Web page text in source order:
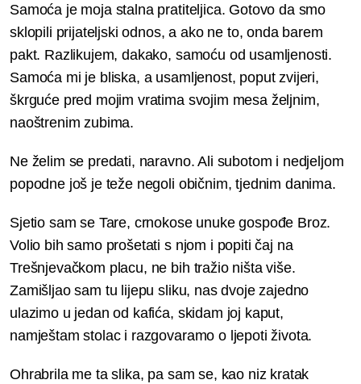
Samoća je moja stalna pratiteljica. Gotovo da smo
sklopili prijateljski odnos, a ako ne to, onda barem
pakt. Razlikujem, dakako, samoću od usamljenosti.
Samoća mi je bliska, a usamljenost, poput zvijeri,
škrguće pred mojim vratima svojim mesa željnim,
naoštrenim zubima.
Ne želim se predati, naravno. Ali subotom i nedjeljom
popodne još je teže negoli običnim, tjednim danima.
Sjetio sam se Tare, crnokose unuke gospođe Broz.
Volio bih samo prošetati s njom i popiti čaj na
Trešnjevačkom placu, ne bih tražio ništa više.
Zamišljao sam tu lijepu sliku, nas dvoje zajedno
ulazimo u jedan od kafića, skidam joj kaput,
namještam stolac i razgovaramo o ljepoti života.
Ohrabrila me ta slika, pa sam se, kao niz kratak